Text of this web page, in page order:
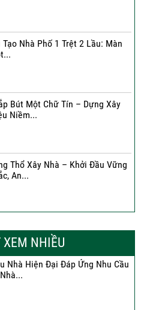
Tạo Nhà Phố 1 Trệt 2 Lầu: Màn
Bút Một Chữ Tín – Dựng Xây
Niềm...
Thổ Xây Nhà – Khởi Đầu Vững
An...
Cho...NHIỀU
Nhà Hiện Đại Đáp Ứng Nhu Cầu